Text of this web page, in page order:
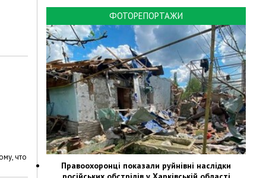
что
ФОТОРЕПОРТАЖИ
Правоохоронці показали руйнівні наслідки